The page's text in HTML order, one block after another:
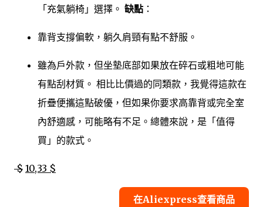
「充氣躺椅」選擇。 缺點 ：
靠背支撐偏軟，躺久肩頸有點不舒服。
雖為戶外款，但坐墊底部如果放在碎石或粗地可能
有點刮材質。 相比比價過的同類款，我覺得這款在
折疊便攜這點破優，但如果你要求高靠背或完全室
內舒適感，可能略有不足。總體來說，是「值得
買」的款式。
$ 10,33 $
在Aliexpress查看商品